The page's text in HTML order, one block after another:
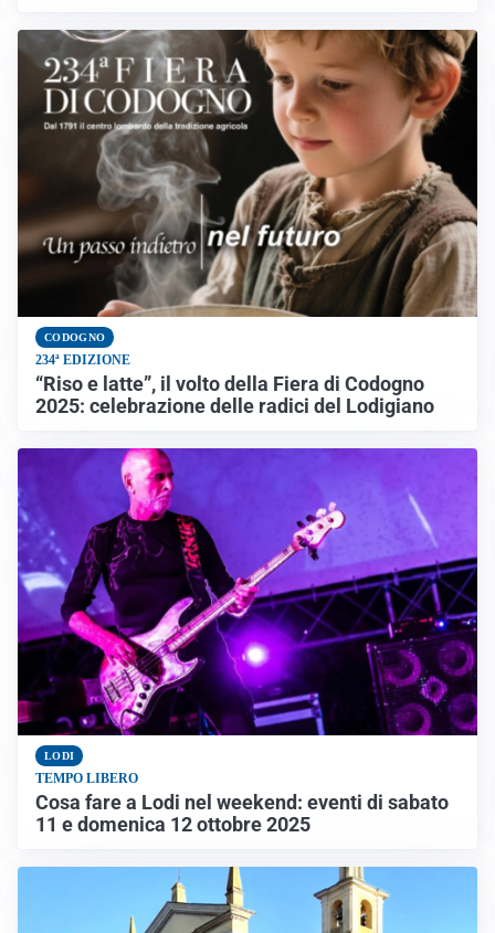
CODOGNO
234ª EDIZIONE
“Riso e latte”, il volto della Fiera di Codogno
2025: celebrazione delle radici del Lodigiano
LODI
TEMPO LIBERO
Cosa fare a Lodi nel weekend: eventi di sabato
11 e domenica 12 ottobre 2025